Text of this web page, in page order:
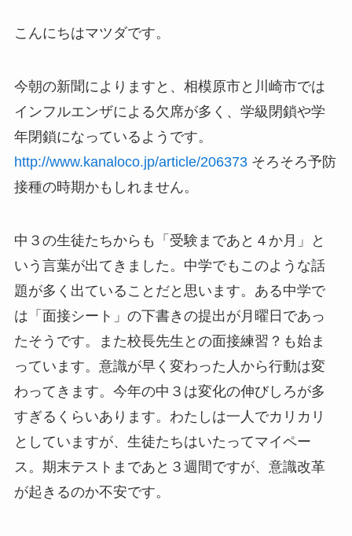
こんにちはマツダです。
今朝の新聞によりますと、相模原市と川崎市では
インフルエンザによる欠席が多く、学級閉鎖や学
年閉鎖になっているようです。
http://www.kanaloco.jp/article/206373そろそろ予防
接種の時期かもしれません。
中３の生徒たちからも「受験まであと４か月」と
いう言葉が出てきました。中学でもこのような話
題が多く出ていることだと思います。ある中学で
は「面接シート」の下書きの提出が月曜日であっ
たそうです。また校長先生との面接練習？も始ま
っています。意識が早く変わった人から行動は変
わってきます。今年の中３は変化の伸びしろが多
すぎるくらいあります。わたしは一人でカリカリ
としていますが、生徒たちはいたってマイペー
ス。期末テストまであと３週間ですが、意識改革
が起きるのか不安です。